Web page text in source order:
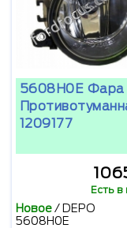
5608H0E Фара
1209177
Есть в
Новое/ DEPO
5608H0E